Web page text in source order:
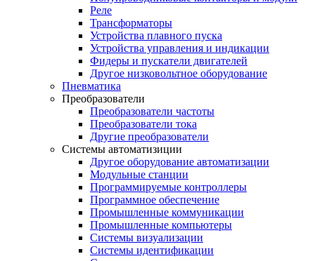
Реле
Трансформаторы
Устройства плавного пуска
Устройства управления и индикации
Фидеры и пускатели двигателей
Другое низковольтное оборудование
Пневматика
Преобразователи
Преобразователи частоты
Преобразователи тока
Другие преобразователи
Системы автоматизиции
Другое оборудование автоматизации
Модульные станции
Программируемые контроллеры
Программное обеспечение
Промышленные коммуникации
Промышленные компьютеры
Системы визуализации
Системы идентификации